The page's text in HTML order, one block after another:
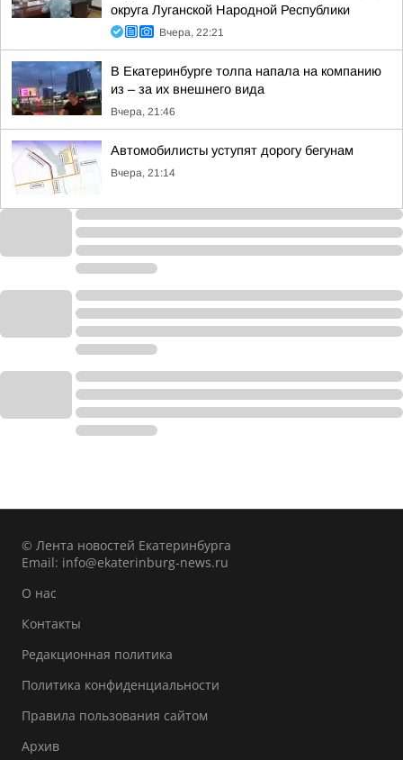
округа Луганской Народной Республики
Вчера, 22:21
В Екатеринбурге толпа напала на компанию
из – за их внешнего вида
Вчера, 21:46
Автомобилисты уступят дорогу бегунам
Вчера, 21:14
© Лента новостей Екатеринбурга
Email: info@ekaterinburg-news.ru
О нас
Контакты
Редакционная политика
Политика конфиденциальности
Правила пользования сайтом
Архив